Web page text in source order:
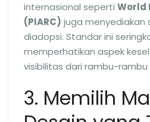
internasional seperti World
(PIARC) juga
diadopsi. Standar ini
memperhatikan aspek
visibilitas dari rambu-
3. Memilih